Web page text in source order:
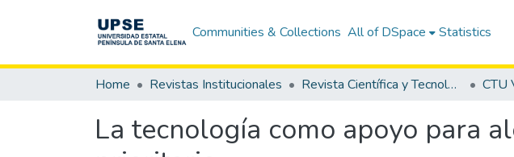
Communities & Collections All of DSpace Statistics
Home Revistas Institucionales Revista Científica y Tecnológica UPSE - CTU CTU
La tecnología como apoyo para